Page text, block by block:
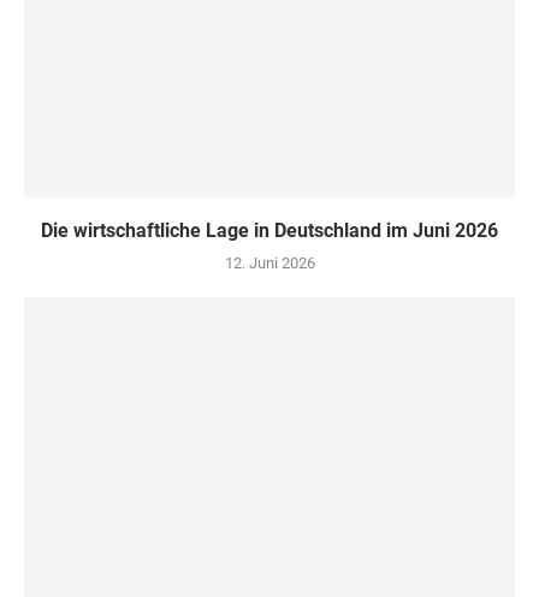
Die wirtschaftliche Lage in Deutschland im Juni 2026
12. Juni 2026